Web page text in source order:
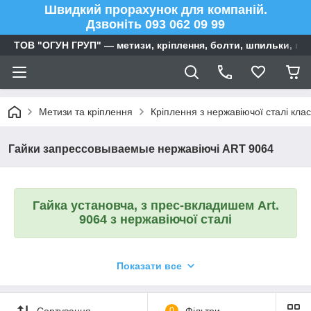
Швидкий прорахунок для компаній.
Дзвоніть 093 062 09 99
ТОВ "ОГУН ГРУП" — метизи, кріплення, болти, шпильки,
Метизи та кріплення Кріплення з нержавіючої сталі
Гайки запрессовываемые нержавіючі ART 9064
Гайка установча, з прес-вкладишем Art.
9064 з нержавіючої сталі
Запрессовочная гайкавикористовується в тих
Показати все